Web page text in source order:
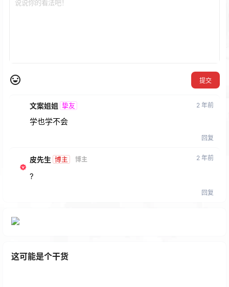
提交
文案姐姐 挚友 2 年前
学也学不会
回复
皮先生 博主 博主 2 年前
?
回复
这可能是个干货